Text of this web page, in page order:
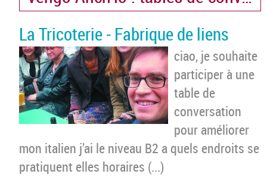
La Tricoterie - Fabrique de liens
ciao, je souhaite
participer à une
table de
conversation
pour améliorer
mon italien j’ai le niveau B2 a quels endroits se
pratiquent elles horaires (...)